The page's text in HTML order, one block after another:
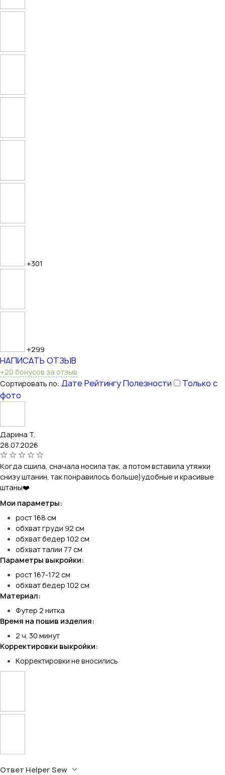
+301
+299
НАПИСАТЬ ОТЗЫВ
+20 бонусов за отзыв
Сортировать по: ДатеРейтингуПолезности
Только с
фото
Дарина Т.
28.07.2026
Когда сшила, сначала носила так, а потом вставила утяжки
снизу штанин, так понравилось больше)удобные и красивые
штаны❤️
Мои параметры:
рост 168 см
обхват груди 92 см
обхват бедер 102 см
обхват талии 77 см
Параметры выкройки:
рост 167-172 см
обхват бедер 102 см
Материал:
Футер 2 нитка
Время на пошив изделия:
2 ч. 30 минут
Корректировки выкройки:
Корректировки не вносились
Ответ Helper Sew